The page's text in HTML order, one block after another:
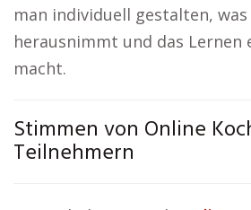
man individuell gestalten,
herausnimmt und das Lernen
macht.
Stimmen von Online
Teilnehmern